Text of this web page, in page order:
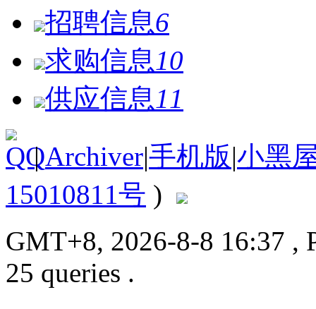
招聘信息6
求购信息10
供应信息11
| Archiver|手机版|小黑
15010811号 )
GMT+8, 2026-8-8 16:37 ,
25 queries .